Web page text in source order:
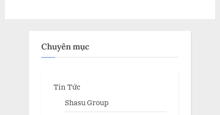
Chuyên mục
Tin Tức
Shasu Group